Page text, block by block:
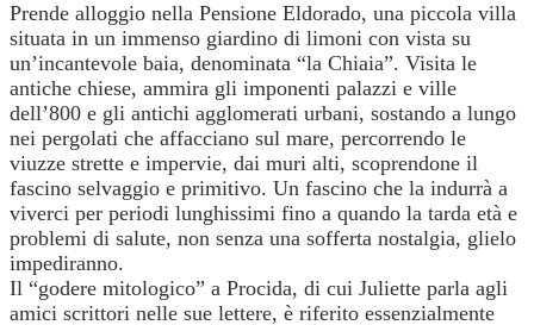
Prende alloggio nella Pensione Eldorado, una piccola villa
situata in un immenso giardino di limoni con vista su
un’incantevole baia, denominata “la Chiaia”. Visita le
antiche chiese, ammira gli imponenti palazzi e ville
dell’800 e gli antichi agglomerati urbani, sostando a lungo
nei pergolati che affacciano sul mare, percorrendo le
viuzze strette e impervie, dai muri alti, scoprendone il
fascino selvaggio e primitivo. Un fascino che la indurrà a
viverci per periodi lunghissimi fino a quando la tarda età e
problemi di salute, non senza una sofferta nostalgia, glielo
impediranno.
Il “godere mitologico” a Procida, di cui Juliette parla agli
amici scrittori nelle sue lettere, è riferito essenzialmente